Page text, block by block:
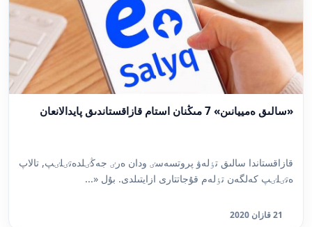
«سالىق ەمييانىن» 7 مىڭنان استام قازاقستاندىق پايدالانعان
قازاقستاندا سالىق تٶلەۋ پروتسەسٸ ودان ەرٸ جەڭٸلدەتٸلٸپ, تالاپ
ەتٸلٸپ كەلگەن تٶلەم قۇجاتتارى ازايتىلدى. بۇل «...
21 قازان 2020